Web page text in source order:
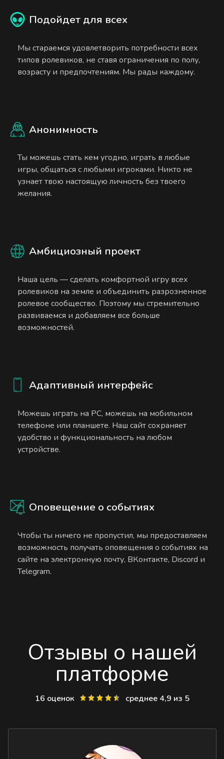
Подойдет для всех
Мы стараемся удовлетворить потребности всех
типов ролевиков, не ставя ограничения по полу,
возрасту и предпочтениям. Мы рады каждому.
Анонимность
Ты можешь стать кем угодно, играть в любые
игры, общаться с любыми игроками. Никто не
узнает твою настоящую личность без твоего
желания.
Амбициозный проект
Наша цель — сделать комфортной игру всех
ролевиков на земле и объединить разрозненное
ролевое сообщество. Поэтому мы стремительно
развиваемся и добавляем все больше
возможностей.
Адаптивный интерфейс
Можешь играть на PC, можешь на мобильном
телефоне или планшете. Наш сайт сохраняет
удобство и функциональность на любом
устройстве.
Оповещение о событиях
Чтобы ты ничего не пропустил, мы предоставляем
возможность получать оповещения о событиях на
сайте на электронную почту, ВКонтакте, Discord и
Telegram.
Отзывы о нашей
платформе
16 оценок среднее 4,9 из 5